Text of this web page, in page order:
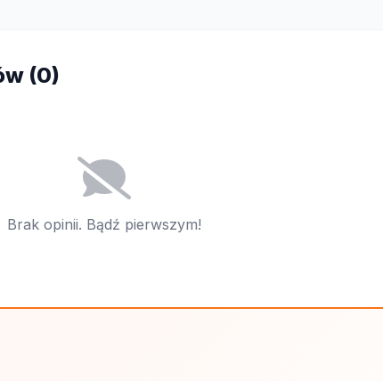
(0)
Brak opinii. Bądź pierwszym!